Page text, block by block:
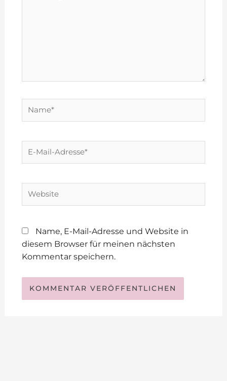
Name*
E-
Website
Name, E-Mail-Adresse und Website in
diesem Browser für meinen nächsten
Kommentar speichern.